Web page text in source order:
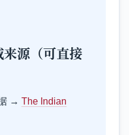
源（可直接
→ The Indian